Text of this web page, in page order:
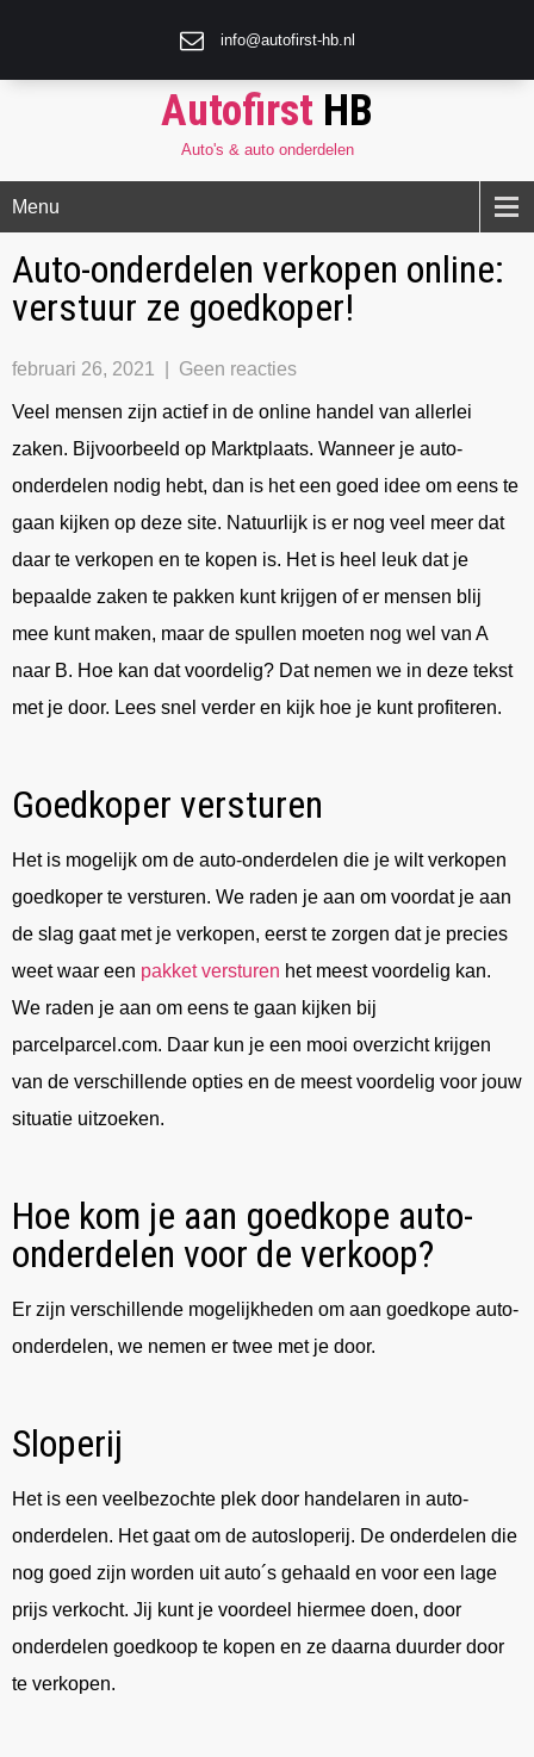
info@autofirst-hb.nl
Autofirst HB
Auto's & auto onderdelen
Menu
Auto-onderdelen verkopen online:
verstuur ze goedkoper!
februari 26, 2021 Geen reacties
Veel mensen zijn actief in de online handel van allerlei
zaken. Bijvoorbeeld op Marktplaats. Wanneer je auto-
onderdelen nodig hebt, dan is het een goed idee om eens te
gaan kijken op deze site. Natuurlijk is er nog veel meer dat
daar te verkopen en te kopen is. Het is heel leuk dat je
bepaalde zaken te pakken kunt krijgen of er mensen blij
mee kunt maken, maar de spullen moeten nog wel van A
naar B. Hoe kan dat voordelig? Dat nemen we in deze tekst
met je door. Lees snel verder en kijk hoe je kunt profiteren.
Goedkoper versturen
Het is mogelijk om de auto-onderdelen die je wilt verkopen
goedkoper te versturen. We raden je aan om voordat je aan
de slag gaat met je verkopen, eerst te zorgen dat je precies
weet waar een pakket versturen het meest voordelig kan.
We raden je aan om eens te gaan kijken bij
parcelparcel.com. Daar kun je een mooi overzicht krijgen
van de verschillende opties en de meest voordelig voor jouw
situatie uitzoeken.
Hoe kom je aan goedkope auto-
onderdelen voor de verkoop?
Er zijn verschillende mogelijkheden om aan goedkope auto-
onderdelen, we nemen er twee met je door.
Sloperij
Het is een veelbezochte plek door handelaren in auto-
onderdelen. Het gaat om de autosloperij. De onderdelen die
nog goed zijn worden uit auto´s gehaald en voor een lage
prijs verkocht. Jij kunt je voordeel hiermee doen, door
onderdelen goedkoop te kopen en ze daarna duurder door
te verkopen.